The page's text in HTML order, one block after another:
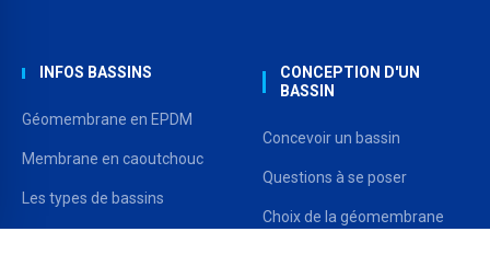
INFOS BASSINS
Géomembrane en EPDM
Membrane en caoutchouc
Les types de bassins
CONCEPTION D'UN
BASSIN
Concevoir un bassin
Questions à se poser
Choix de la géomembrane